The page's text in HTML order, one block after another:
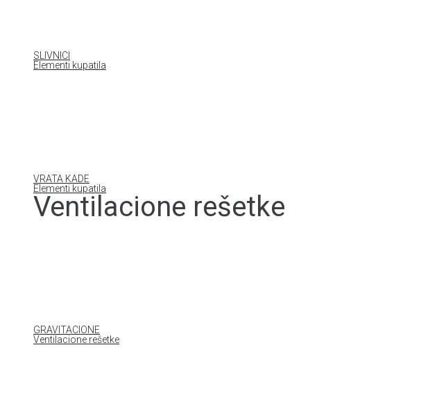
SLIVNICI
Elementi kupatila
VRATA KADE
Elementi kupatila
Ventilacione rešetke
GRAVITACIONE
Ventilacione rešetke